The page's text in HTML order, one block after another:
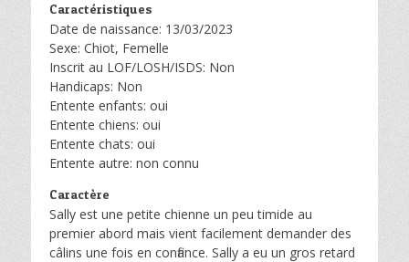
Caractéristiques
Date de naissance: 13/03/2023
Sexe: Chiot, Femelle
Inscrit au LOF/LOSH/ISDS: Non
Handicaps: Non
Entente enfants: oui
Entente chiens: oui
Entente chats: oui
Entente autre: non connu
Caractère
Sally est une petite chienne un peu timide au
premier abord mais vient facilement demander des
câlins une fois en confiance. Sally a eu un gros retard